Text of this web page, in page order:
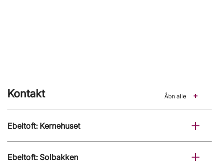
Kontakt Åbn alle
Ebeltoft: Kernehuset
Ebeltoft: Solbakken